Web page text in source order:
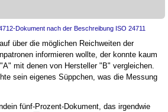
über die möglichen Reichweiten der
informieren wollte, der konnte kaum
mit denen von Hersteller "B" vergleichen.
sein eigenes Süppchen, was die Messung
fünf-Prozent-Dokument, das irgendwie